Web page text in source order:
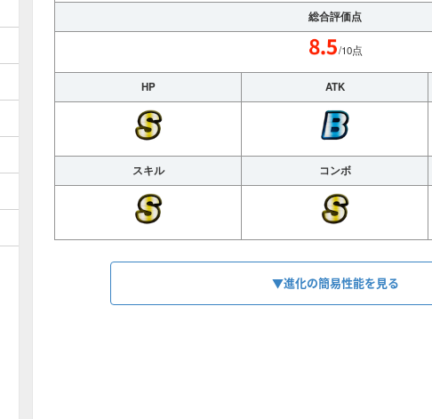
総合評価点
/10点
HP ATK
スキル コンボ
▼進化の簡易性能を見る